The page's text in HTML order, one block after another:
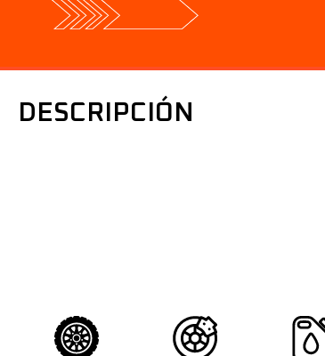
DESCRIPCIÓN